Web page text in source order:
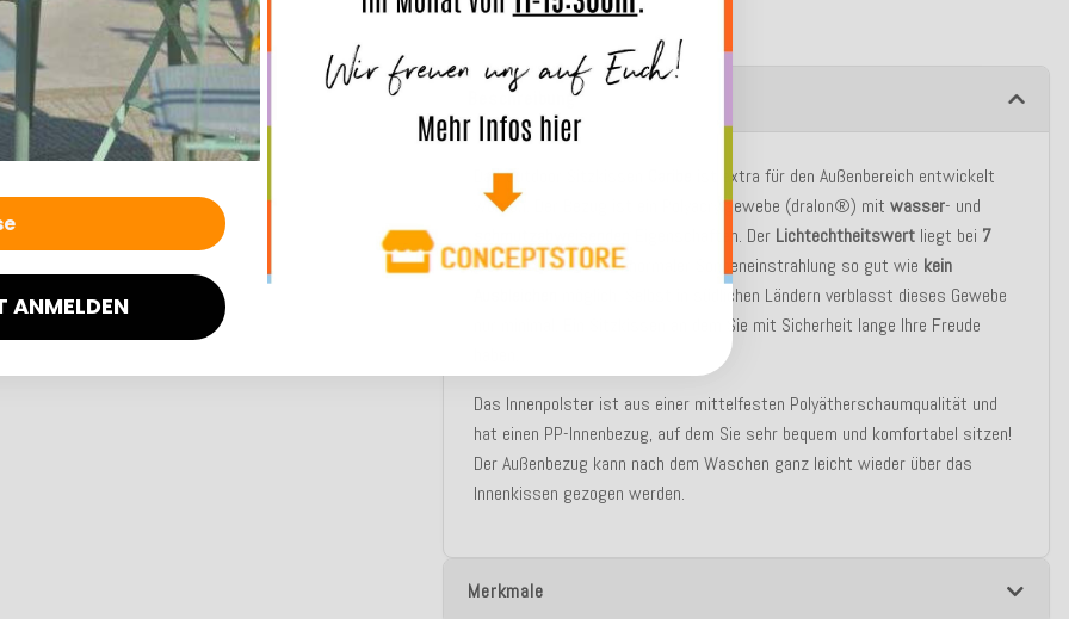
Beschreibung
Das Outdoor Sitzkissen
ist extra für den Außenbereich entwickelt
worden. Der Bezug ist ein Polyacrylgewebe (dralon®) mitwasser- und
Eigenschaften. Der Lichtechtheitswert liegt bei 7
(von 8). Somit ist bei normaler Sonneneinstrahlung so gut wie kein
möglich. Selbst in südlichen Ländern verblasst dieses Gewebe
nur minimal. Ein Sitzkissen an dem Sie mit Sicherheit lange Ihre Freude
Das Innenpolster ist aus einer mittelfesten Polyätherschaumqualität und
hat einen PP-Innenbezug, auf dem Sie sehr bequem und komfortabel sitzen!
Der Außenbezug kann nach dem Waschen ganz leicht wieder über das
Innenkissen gezogen werden.
Merkmale
ANMELDEN